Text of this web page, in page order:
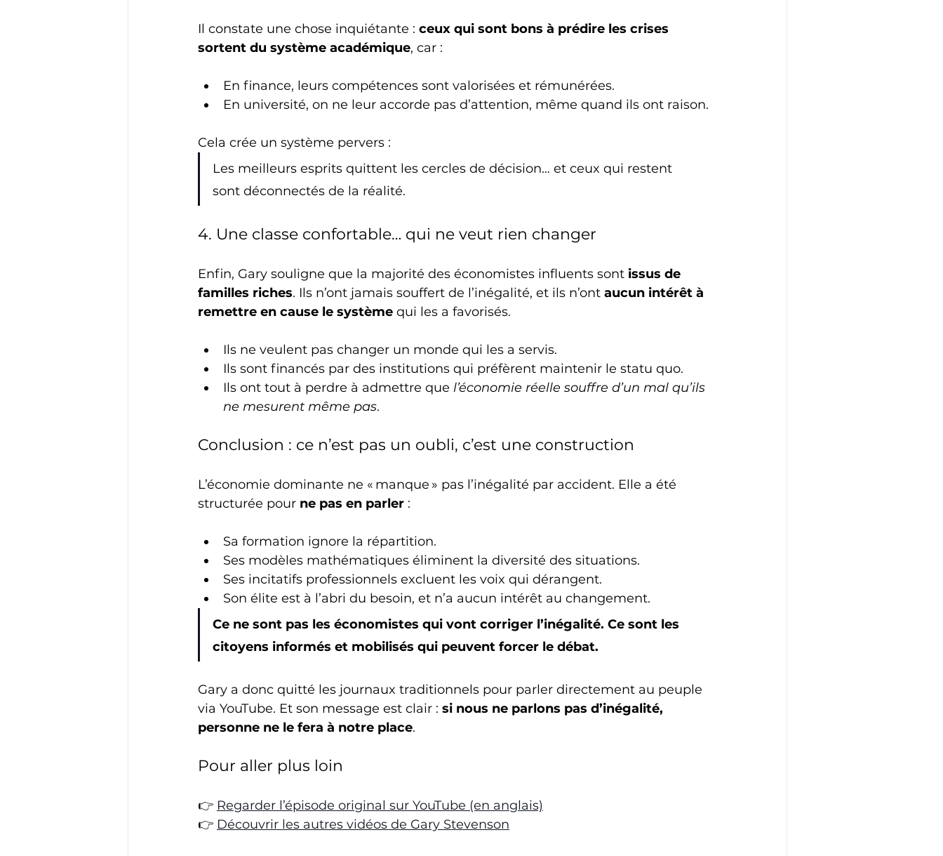
Il constate une chose inquiétante : ceux qui sont bons à prédire les crises
sortent du système académique, car :
En finance, leurs compétences sont valorisées et rémunérées.
En université, on ne leur accorde pas d’attention, même quand ils ont raison.
Cela crée un système pervers :
Les meilleurs esprits quittent les cercles de décision… et ceux qui restent
sont déconnectés de la réalité.
4. Une classe confortable… qui ne veut rien changer
Enfin, Gary souligne que la majorité des économistes influents sont issus de
familles riches. Ils n’ont jamais souffert de l’inégalité, et ils n’ont aucun intérêt à
remettre en cause le système qui les a favorisés.
Ils ne veulent pas changer un monde qui les a servis.
Ils sont financés par des institutions qui préfèrent maintenir le statu quo.
Ils ont tout à perdre à admettre que l’économie réelle souffre d’un mal qu’ils
ne mesurent même pas.
Conclusion : ce n’est pas un oubli, c’est une construction
L’économie dominante ne « manque » pas l’inégalité par accident. Elle a été
structurée pour ne pas en parler :
Sa formation ignore la répartition.
Ses modèles mathématiques éliminent la diversité des situations.
Ses incitatifs professionnels excluent les voix qui dérangent.
Son élite est à l’abri du besoin, et n’a aucun intérêt au changement.
Ce ne sont pas les économistes qui vont corriger l’inégalité. Ce sont les
citoyens informés et mobilisés qui peuvent forcer le débat.
Gary a donc quitté les journaux traditionnels pour parler directement au peuple
via YouTube. Et son message est clair : si nous ne parlons pas d’inégalité,
personne ne le fera à notre place.
Pour aller plus loin
👉 Regarder l’épisode original sur YouTube (en anglais)
👉 Découvrir les autres vidéos de Gary Stevenson